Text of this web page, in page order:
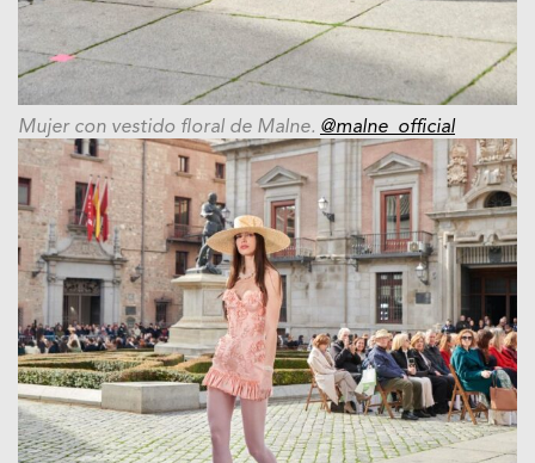
Mujer con vestido floral de Malne. @malne_official